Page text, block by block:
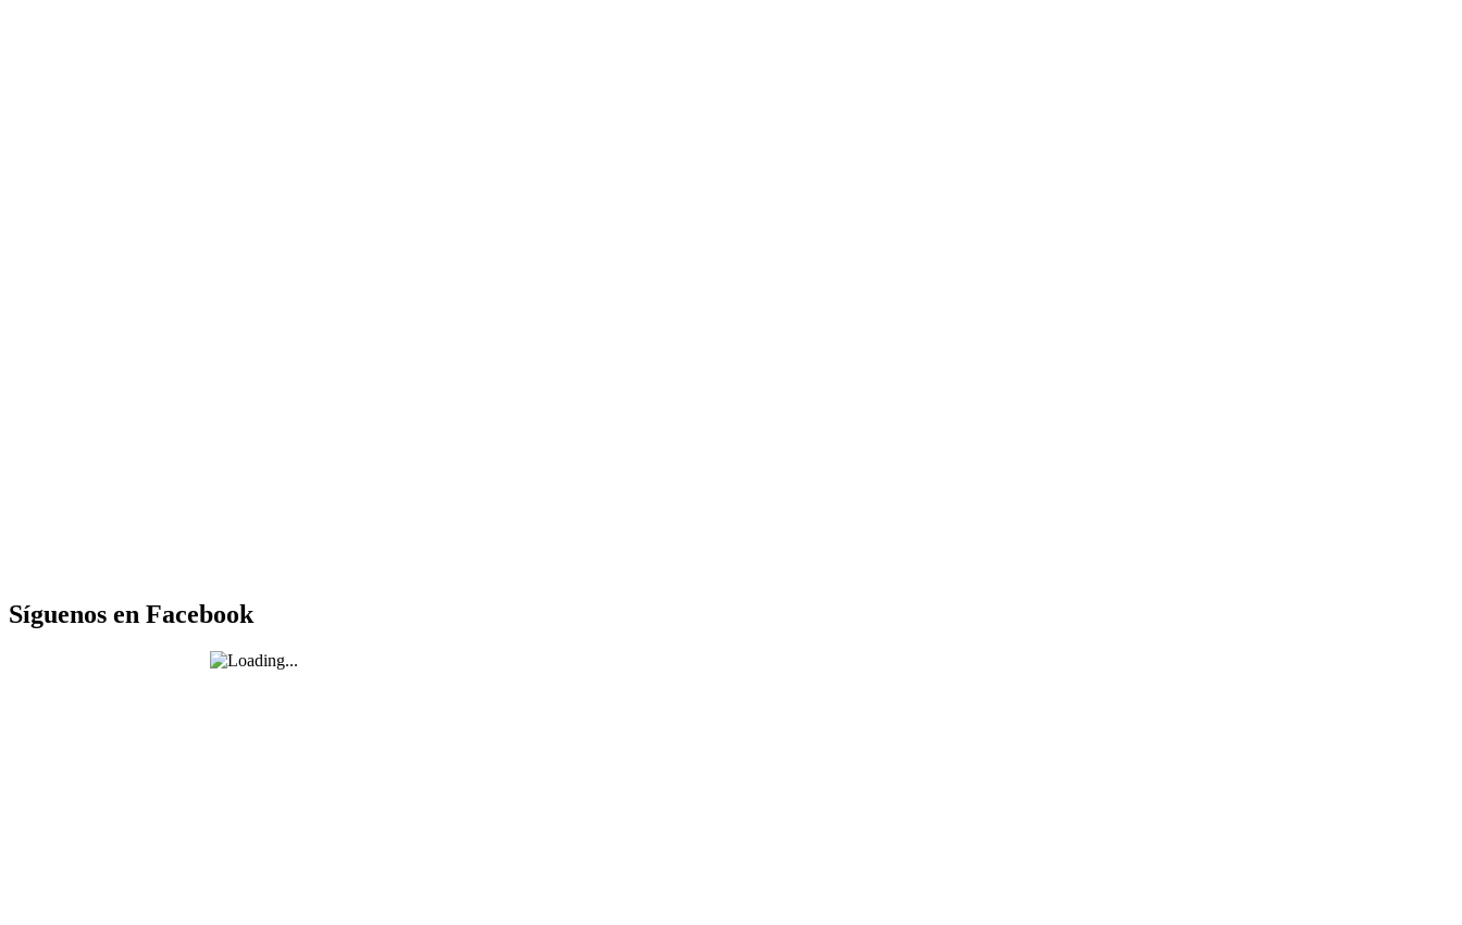
Síguenos en Facebook